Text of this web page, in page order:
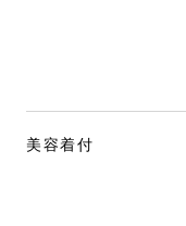
美容着付